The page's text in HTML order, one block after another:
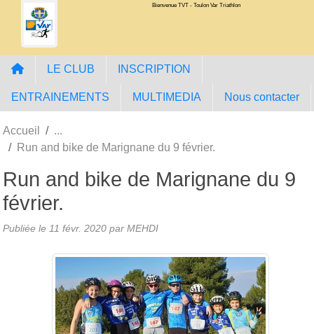
Bienvenue TVT - Toulon Var Triathlon
LE CLUB INSCRIPTION
ENTRAINEMENTS MULTIMEDIA Nous contacter
Accueil
Run and bike de Marignane du 9 février.
Run and bike de Marignane du 9
février.
Publiée le 11 févr. 2020 par MEHDI
Panneau de gestion des cookies